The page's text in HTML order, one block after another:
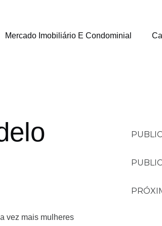
Mercado Imobiliário E Condominial
vez mais mulheres